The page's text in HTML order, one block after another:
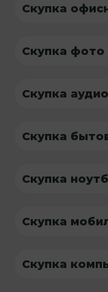
Скупка
Скупка фото
Скупка
Скупка
Скупка
Скупка
Скупка